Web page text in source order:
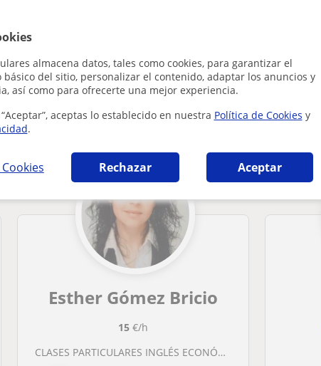
almacena datos, tales como cookies, para garantizar el
del sitio, personalizar el contenido, adaptar los anuncios y
así como para ofrecerte una mejor experiencia.
aceptas lo establecido en nuestra Política de Cookies y
.
Rechazar Aceptar
del Mar que pueden interesarte
Esther Gómez Bricio
15€/h
CLASES PARTICULARES INGLÉS ECONÓMICAS